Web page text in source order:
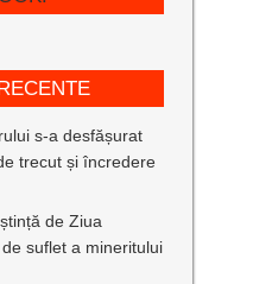
s-a desfășurat
trecut și încredere
de Ziua
suflet a mineritului